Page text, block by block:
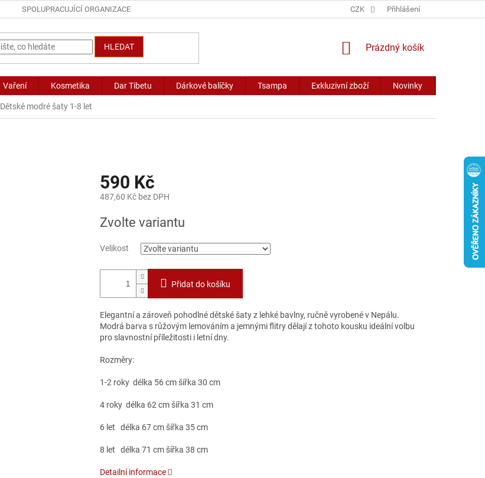
SPOLUPRACUJÍCÍ ORGANIZACE CZK Přihlášení
HLEDAT
NÁKUPNÍ
Prázdný košík
Vaření Kosmetika Dar Tibetu Dárkové balíčky Tsampa Exkluzivní zboží Novinky
Dětské modré šaty 1-8 let
590 Kč
487,60 Kč bez DPH
cena:
Zvolte variantu
Velikost
Přidat do košíku
Elegantní a zároveň pohodlné dětské šaty z lehké bavlny, ručně vyrobené v Nepálu.
Modrá barva s růžovým lemováním a jemnými flitry dělají z tohoto kousku ideální volbu
pro slavnostní příležitosti i letní dny.
Rozměry:
1-2 roky délka 56 cm šířka 30 cm
4 roky délka 62 cm šířka 31 cm
6 let délka 67 cm šířka 35 cm
8 let délka 71 cm šířka 38 cm
Detailní informace